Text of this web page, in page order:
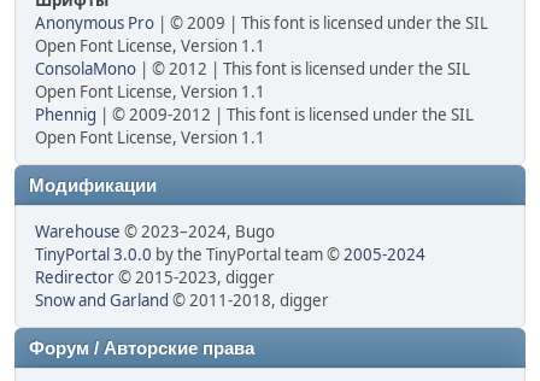
Anonymous Pro | © 2009 | This font is licensed under the SIL
Open Font License, Version 1.1
ConsolaMono | © 2012 | This font is licensed under the SIL
Open Font License, Version 1.1
Phennig | © 2009-2012 | This font is licensed under the SIL
Open Font License, Version 1.1
Модификации
Warehouse © 2023–2024, Bugo
TinyPortal 3.0.0 by the TinyPortal team ©2005-2024
Redirector© 2015-2023, digger
Snow and Garland © 2011-2018, digger
Форум / Авторские права